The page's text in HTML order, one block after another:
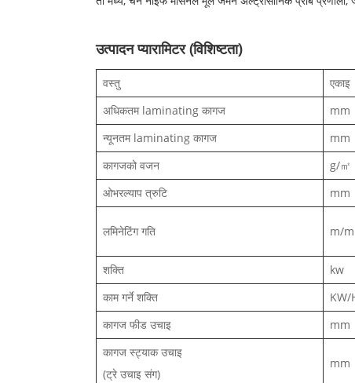
उत्पादन प्यारामिटर (विशिष्टता)
वस्तु एकाइ
अधिकतम laminating कागज
mm
न्यूनतम laminating कागज
mm
कागजको वजन
g/㎡
ओभरल्याप त्रुटि
mm
लमिनेटिंग गति m/
शक्ति
kw
काम गर्ने शक्ति
KW/
कागज फीड उचाइ
mm
कागज स्ट्याक उचाइ
(ट्रे उचाइ संग)
mm